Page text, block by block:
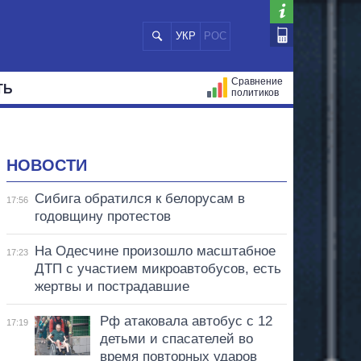
УКР РОС
Сравнение
политиков
НОВОСТИ
17:56
Сибига обратился к белорусам в
годовщину протестов
17:23
На Одесчине произошло масштабное
ДТП с участием микроавтобусов, есть
жертвы и пострадавшие
17:19
Рф атаковала автобус с 12
детьми и спасателей во
время повторных ударов